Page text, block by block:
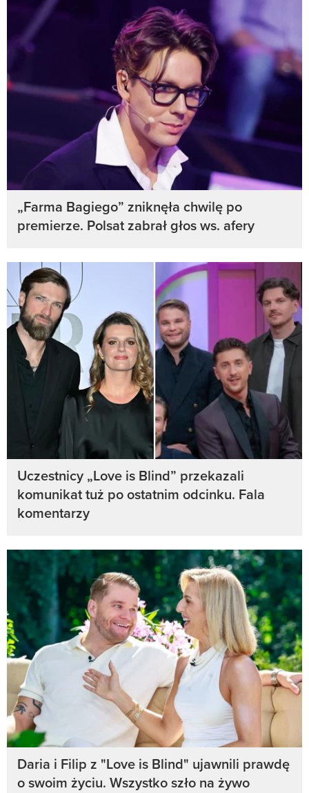
„Farma Bagiego” zniknęła chwilę po
premierze. Polsat zabrał głos ws. afery
Uczestnicy „Love is Blind” przekazali
komunikat tuż po ostatnim odcinku. Fala
komentarzy
Daria i Filip z "Love is Blind" ujawnili prawdę
o swoim życiu. Wszystko szło na żywo